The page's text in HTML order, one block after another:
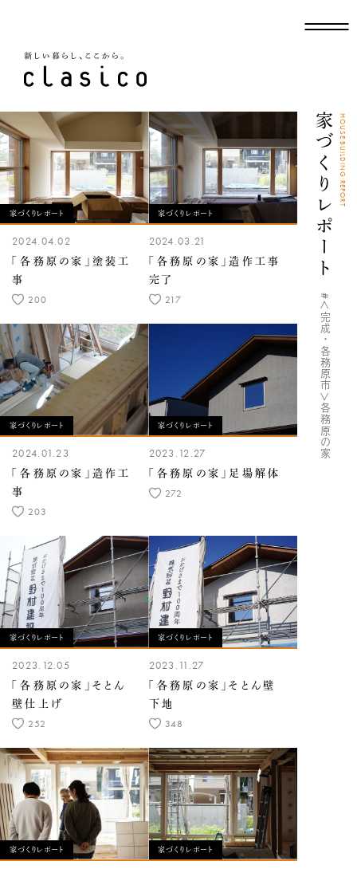
家づくりレポートHOUSE BUILDING REPORT
#＜完成・各務原市＞各務原の家
家づくりレポート
2024.04.02
「各務原の家」塗装工
事
200
家づくりレポート
2024.03.21
「各務原の家」造作工事
完了
217
家づくりレポート
2024.01.23
「各務原の家」造作工
事
203
家づくりレポート
2023.12.27
「各務原の家」足場解体
272
家づくりレポート
2023.12.05
「各務原の家」そとん
壁仕上げ
252
家づくりレポート
2023.11.27
「各務原の家」そとん壁
下地
348
家づくりレポート 家づくりレポート